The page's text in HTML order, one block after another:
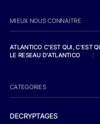
MIEUX NOUS CONNAITRE
ATLANTICO C'EST QUI, C'EST
LE RESEAU D'ATLANTICO
/
CATEGORIES
DECRYPTAGES